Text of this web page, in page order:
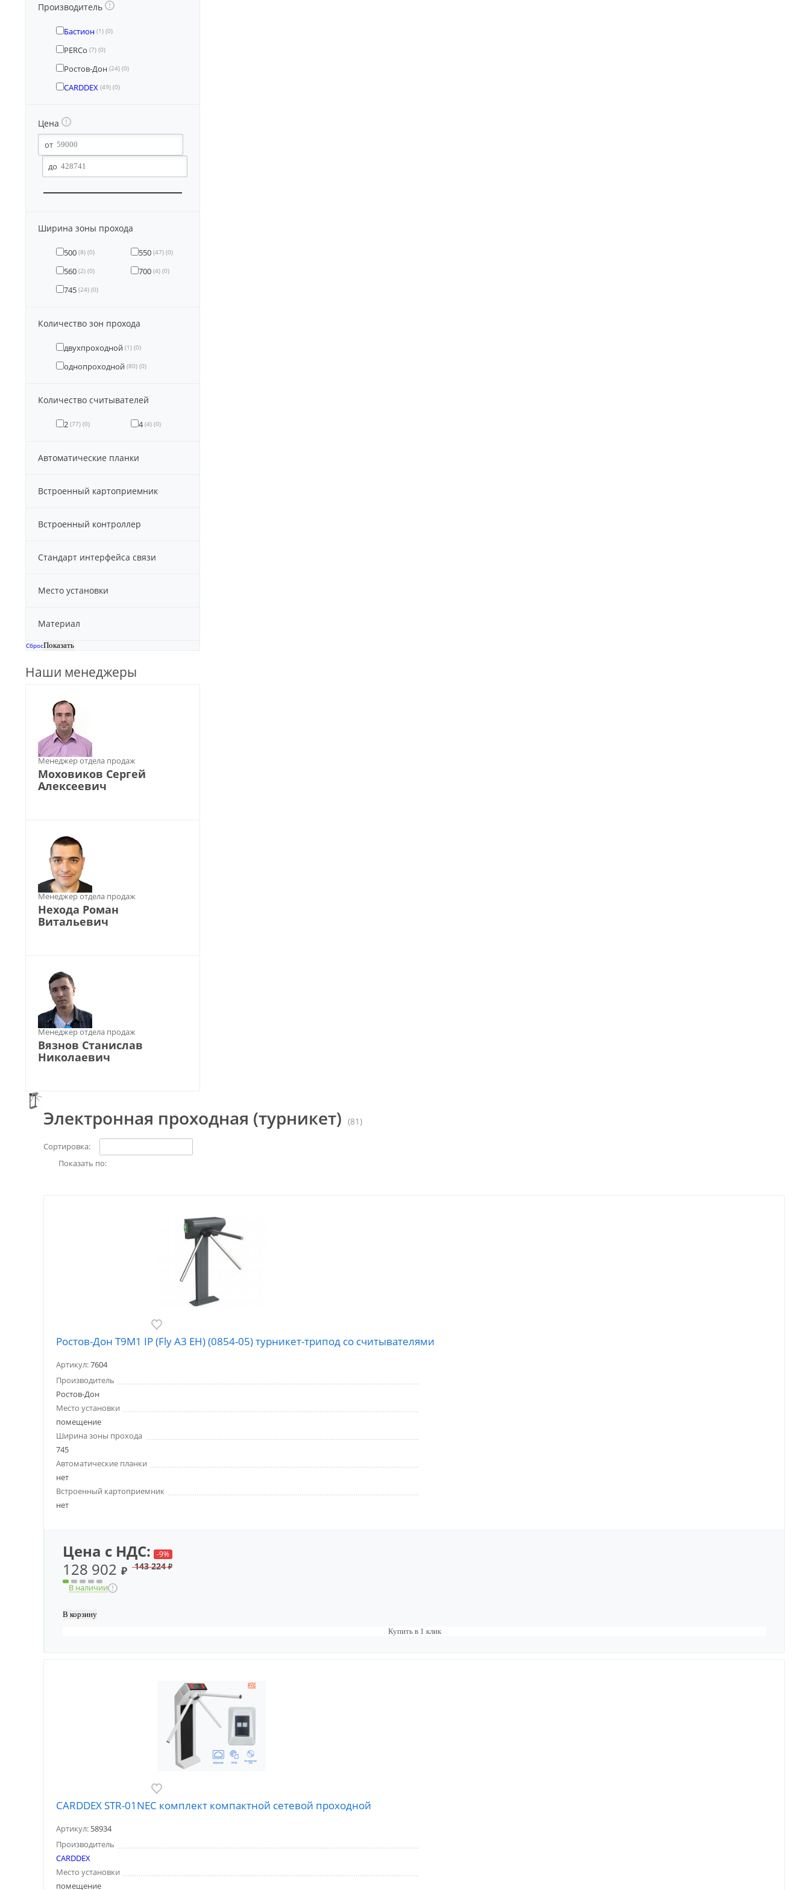
Производитель
Бастион (1) (0)
PERCo (7) (0)
Ростов-Дон (24) (0)
CARDDEX (49) (0)
Цена
Ширина зоны прохода
500 (8) (0) 550 (47) (0)
560 (2) (0) 700 (4) (0)
745 (24) (0)
Количество зон прохода
двухпроходной (1) (0)
однопроходной (80) (0)
Количество считывателей
2 (77) (0) 4(4) (0)
Автоматические планки
Встроенный картоприемник
Встроенный контроллер
Стандарт интерфейса связи
Место установки
Материал
Сброс
Наши менеджеры
Менеджер отдела продаж
Моховиков Сергей
Алексеевич
Менеджер отдела продаж
Нехода Роман
Витальевич
Менеджер отдела продаж
Вязнов Станислав
Николаевич
Электронная проходная (турникет) (81)
Сортировка:
Показать по:
Ростов-Дон Т9М1 IP (Fly A3 EH) (0854-05) турникет-трипод со считывателями
Артикул:7604
Производитель
Ростов-Дон
Место установки
помещение
Ширина зоны прохода
745
Автоматические планки
нет
Встроенный картоприемник
нет
Цена с НДС: -9%
128 902₽ 143 224₽
В наличии
Купить в 1 клик
CARDDEX STR-01NEC комплект компактной сетевой проходной
Артикул: 58934
Производитель
CARDDEX
Место установки
помещение